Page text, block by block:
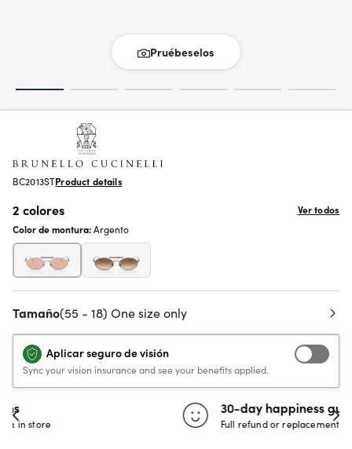
Pruébeselos
BC2013STProduct details
2 colores
Ver todos
Color de montura:Argento
Tamaño(55 - 18) One size only
Aplicar seguro de visión
Sync your vision insurance and see your benefits applied.
30-day happiness guarantee
Full refund or replacement within 30 days